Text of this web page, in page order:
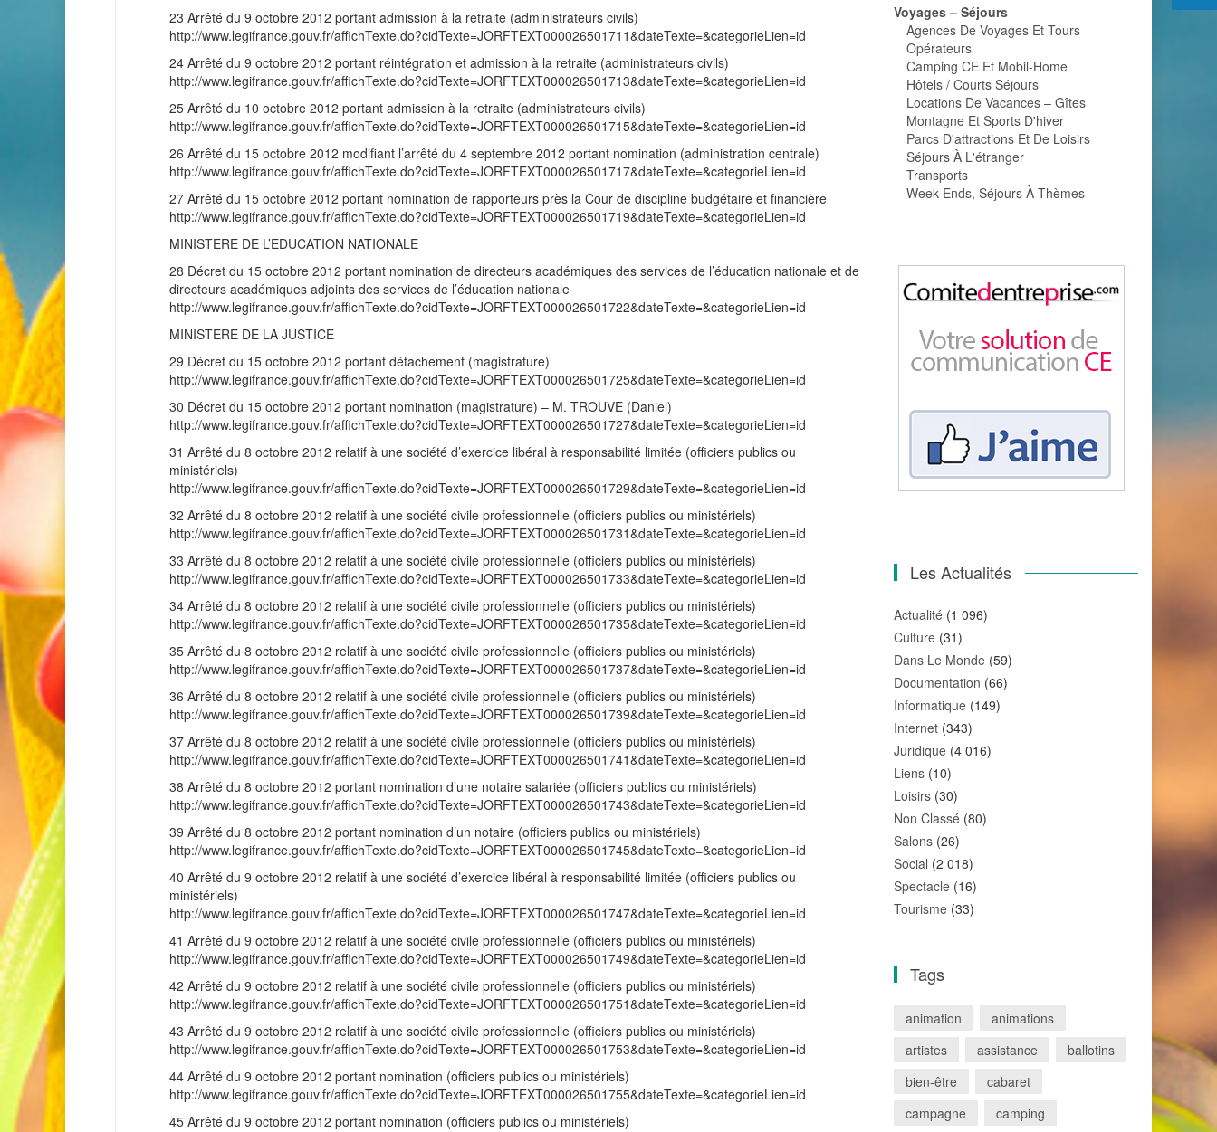
23 Arrêté du 9 octobre 2012 portant admission à la retraite (administrateurs civils)
http://www.legifrance.gouv.fr/affichTexte.do?cidTexte=JORFTEXT000026501711&dateTexte=&categorieLien=id
24 Arrêté du 9 octobre 2012 portant réintégration et admission à la retraite (administrateurs civils)
http://www.legifrance.gouv.fr/affichTexte.do?cidTexte=JORFTEXT000026501713&dateTexte=&categorieLien=id
25 Arrêté du 10 octobre 2012 portant admission à la retraite (administrateurs civils)
http://www.legifrance.gouv.fr/affichTexte.do?cidTexte=JORFTEXT000026501715&dateTexte=&categorieLien=id
26 Arrêté du 15 octobre 2012 modifiant l’arrêté du 4 septembre 2012 portant nomination (administration centrale)
http://www.legifrance.gouv.fr/affichTexte.do?cidTexte=JORFTEXT000026501717&dateTexte=&categorieLien=id
27 Arrêté du 15 octobre 2012 portant nomination de rapporteurs près la Cour de discipline budgétaire et financière
http://www.legifrance.gouv.fr/affichTexte.do?cidTexte=JORFTEXT000026501719&dateTexte=&categorieLien=id
MINISTERE DE L’EDUCATION NATIONALE
28 Décret du 15 octobre 2012 portant nomination de directeurs académiques des services de l’éducation nationale et de
directeurs académiques adjoints des services de l’éducation nationale
http://www.legifrance.gouv.fr/affichTexte.do?cidTexte=JORFTEXT000026501722&dateTexte=&categorieLien=id
MINISTERE DE LA JUSTICE
29 Décret du 15 octobre 2012 portant détachement (magistrature)
http://www.legifrance.gouv.fr/affichTexte.do?cidTexte=JORFTEXT000026501725&dateTexte=&categorieLien=id
30 Décret du 15 octobre 2012 portant nomination (magistrature) – M. TROUVE (Daniel)
http://www.legifrance.gouv.fr/affichTexte.do?cidTexte=JORFTEXT000026501727&dateTexte=&categorieLien=id
31 Arrêté du 8 octobre 2012 relatif à une société d’exercice libéral à responsabilité limitée (officiers publics ou
ministériels)
http://www.legifrance.gouv.fr/affichTexte.do?cidTexte=JORFTEXT000026501729&dateTexte=&categorieLien=id
32 Arrêté du 8 octobre 2012 relatif à une société civile professionnelle (officiers publics ou ministériels)
http://www.legifrance.gouv.fr/affichTexte.do?cidTexte=JORFTEXT000026501731&dateTexte=&categorieLien=id
33 Arrêté du 8 octobre 2012 relatif à une société civile professionnelle (officiers publics ou ministériels)
http://www.legifrance.gouv.fr/affichTexte.do?cidTexte=JORFTEXT000026501733&dateTexte=&categorieLien=id
34 Arrêté du 8 octobre 2012 relatif à une société civile professionnelle (officiers publics ou ministériels)
http://www.legifrance.gouv.fr/affichTexte.do?cidTexte=JORFTEXT000026501735&dateTexte=&categorieLien=id
35 Arrêté du 8 octobre 2012 relatif à une société civile professionnelle (officiers publics ou ministériels)
http://www.legifrance.gouv.fr/affichTexte.do?cidTexte=JORFTEXT000026501737&dateTexte=&categorieLien=id
36 Arrêté du 8 octobre 2012 relatif à une société civile professionnelle (officiers publics ou ministériels)
http://www.legifrance.gouv.fr/affichTexte.do?cidTexte=JORFTEXT000026501739&dateTexte=&categorieLien=id
37 Arrêté du 8 octobre 2012 relatif à une société civile professionnelle (officiers publics ou ministériels)
http://www.legifrance.gouv.fr/affichTexte.do?cidTexte=JORFTEXT000026501741&dateTexte=&categorieLien=id
38 Arrêté du 8 octobre 2012 portant nomination d’une notaire salariée (officiers publics ou ministériels)
http://www.legifrance.gouv.fr/affichTexte.do?cidTexte=JORFTEXT000026501743&dateTexte=&categorieLien=id
39 Arrêté du 8 octobre 2012 portant nomination d’un notaire (officiers publics ou ministériels)
http://www.legifrance.gouv.fr/affichTexte.do?cidTexte=JORFTEXT000026501745&dateTexte=&categorieLien=id
40 Arrêté du 9 octobre 2012 relatif à une société d’exercice libéral à responsabilité limitée (officiers publics ou
ministériels)
http://www.legifrance.gouv.fr/affichTexte.do?cidTexte=JORFTEXT000026501747&dateTexte=&categorieLien=id
41 Arrêté du 9 octobre 2012 relatif à une société civile professionnelle (officiers publics ou ministériels)
http://www.legifrance.gouv.fr/affichTexte.do?cidTexte=JORFTEXT000026501749&dateTexte=&categorieLien=id
42 Arrêté du 9 octobre 2012 relatif à une société civile professionnelle (officiers publics ou ministériels)
http://www.legifrance.gouv.fr/affichTexte.do?cidTexte=JORFTEXT000026501751&dateTexte=&categorieLien=id
43 Arrêté du 9 octobre 2012 relatif à une société civile professionnelle (officiers publics ou ministériels)
http://www.legifrance.gouv.fr/affichTexte.do?cidTexte=JORFTEXT000026501753&dateTexte=&categorieLien=id
44 Arrêté du 9 octobre 2012 portant nomination (officiers publics ou ministériels)
http://www.legifrance.gouv.fr/affichTexte.do?cidTexte=JORFTEXT000026501755&dateTexte=&categorieLien=id
45 Arrêté du 9 octobre 2012 portant nomination (officiers publics ou ministériels)
Voyages – Séjours
Agences De Voyages Et Tours
Opérateurs
Camping CE Et Mobil-Home
Hôtels / Courts Séjours
Locations De Vacances – Gîtes
Montagne Et Sports D'hiver
Parcs D'attractions Et De Loisirs
Séjours À L'étranger
Transports
Week-Ends, Séjours À Thèmes
Les Actualités
Actualité (1 096)
Culture (31)
Dans Le Monde (59)
Documentation (66)
Informatique (149)
Internet (343)
Juridique (4 016)
Liens (10)
Loisirs (30)
Non Classé (80)
Salons (26)
Social (2 018)
Spectacle (16)
Tourisme (33)
Tags
animation
animations
artistes
assistance
ballotins
bien-être
cabaret
campagne
camping